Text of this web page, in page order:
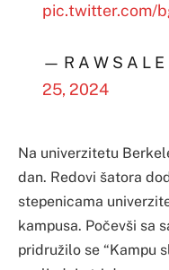
pic.twitter.com/
— R A W S A L E
25, 2024
Na univerzitetu
dan. Redovi šatora
stepenicama
kampusa. Počevši sa
pridružilo se “Kampu